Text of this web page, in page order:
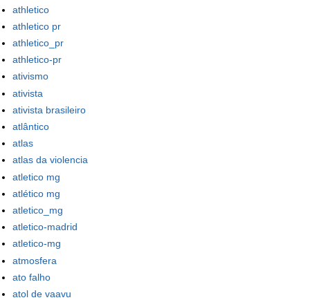
athletico
athletico pr
athletico_pr
athletico-pr
ativismo
ativista
ativista brasileiro
atlântico
atlas
atlas da violencia
atletico mg
atlético mg
atletico_mg
atletico-madrid
atletico-mg
atmosfera
ato falho
atol de vaavu